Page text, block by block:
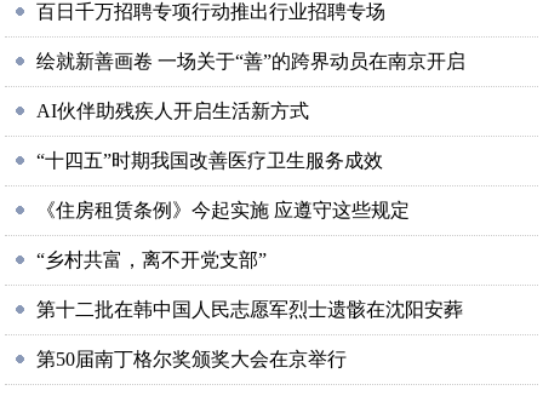
百日千万招聘专项行动推出行业招聘专场
绘就新善画卷 一场关于“善”的跨界动员在南京开启
AI伙伴助残疾人开启生活新方式
“十四五”时期我国改善医疗卫生服务成效
《住房租赁条例》今起实施 应遵守这些规定
“乡村共富，离不开党支部”
第十二批在韩中国人民志愿军烈士遗骸在沈阳安葬
第50届南丁格尔奖颁奖大会在京举行